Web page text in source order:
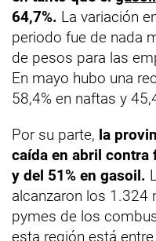
64,7%. La variación
periodo fue de nada
de pesos para las
En mayo hubo una
58,4% en naftas y
Por su parte, la
caída en abril contra
y del 51% en gasoil.
alcanzaron los 1.324
pymes de los
esta región está